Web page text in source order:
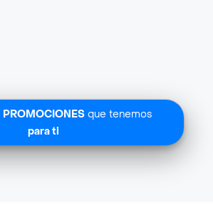
PROMOCIONES que tenemos
para ti